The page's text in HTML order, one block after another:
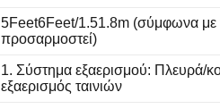
5Feet6Feet/1.51.8m (σύμφωνα με
προσαρμοστεί)
1. Σύστημα εξαερισμού: Πλευρά/
εξαερισμός ταινιών